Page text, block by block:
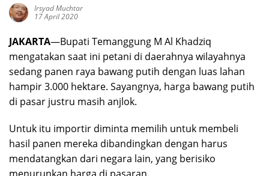
Irsyad Muchtar
17 April 2020
JAKARTA—Bupati Temanggung M Al Khadziq
mengatakan saat ini petani di daerahnya wilayahnya
sedang panen raya bawang putih dengan luas lahan
hampir 3.000 hektare. Sayangnya, harga bawang putih
di pasar justru masih anjlok.
Untuk itu importir diminta memilih untuk membeli
hasil panen mereka dibandingkan dengan harus
mendatangkan dari negara lain, yang berisiko